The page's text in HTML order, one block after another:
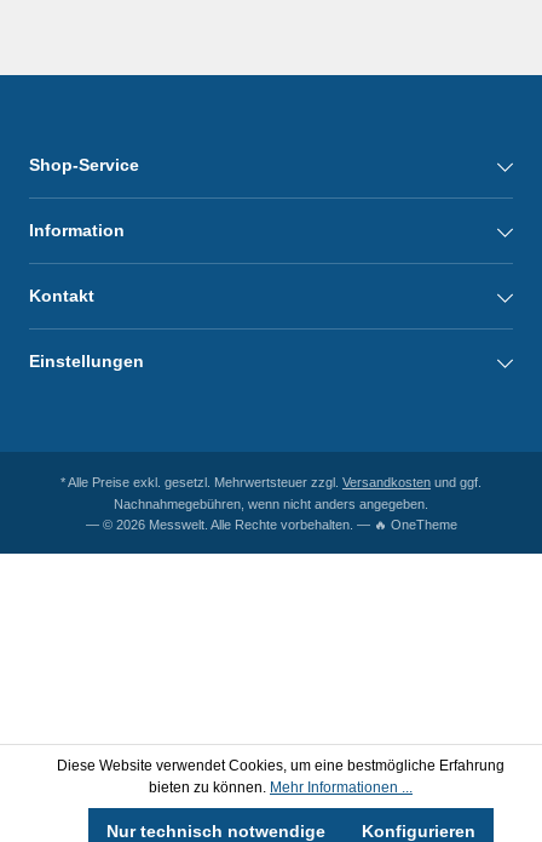
Shop-Service
Information
Kontakt
Einstellungen
* Alle Preise exkl. gesetzl. Mehrwertsteuer zzgl. Versandkosten und ggf.
Nachnahmegebühren, wenn nicht anders angegeben.
— © 2026 Messwelt. Alle Rechte vorbehalten. — 🔥 OneTheme
Diese Website verwendet Cookies, um eine bestmögliche Erfahrung
bieten zu können. Mehr Informationen ...
Nur technisch notwendige Konfigurieren